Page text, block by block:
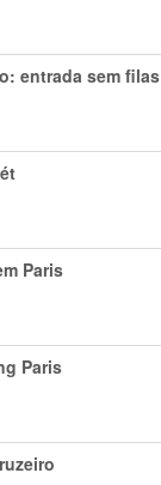
entrada sem filas
Paris
Paris